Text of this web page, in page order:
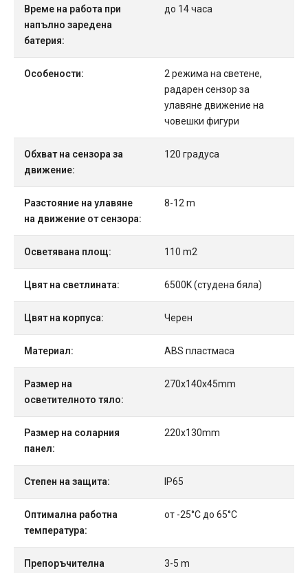
Време на работа при
напълно заредена
батерия:
до 14 часа
Особености:
2 режима на светене,
радарен сензор за
улавяне движение на
човешки фигури
Обхват на сензора за
движение:
120 градуса
Разстояние на улавяне
на движение от сензора:
8-12 m
Осветявана площ: 110 m2
Цвят на светлината: 6500K (студена бяла)
Цвят на корпуса: Черен
Материал: ABS пластмаса
Размер на
осветителното тяло:
270x140x45mm
Размер на соларния
панел:
220x130mm
Степен на защита: IP65
Оптимална работна
температура:
от -25°C до 65°C
Препоръчителна
3-5 m